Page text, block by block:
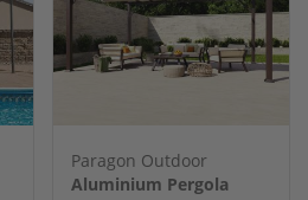
Paragon Outdoor
Aluminium Pergola